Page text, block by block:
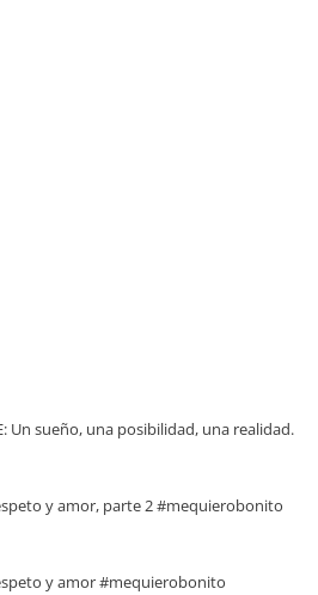
Un sueño, una posibilidad, una realidad.
y amor, parte 2 #mequierobonito
y amor #mequierobonito